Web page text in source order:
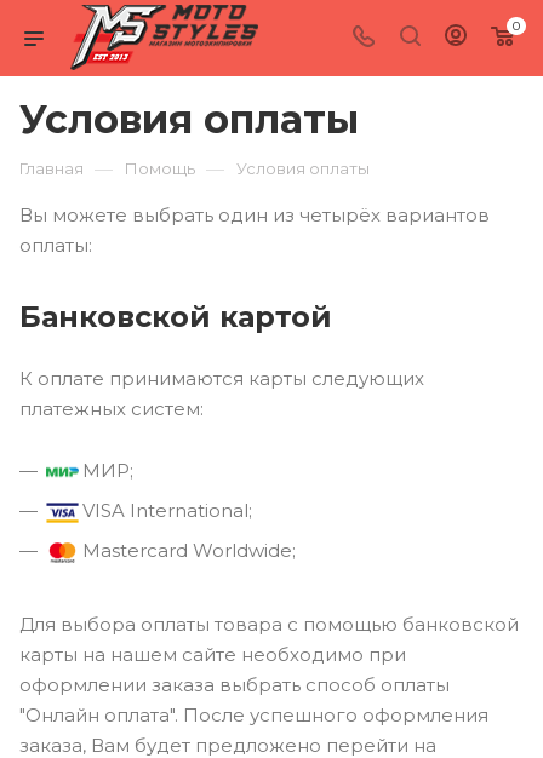
0
Условия оплаты
Главная — Помощь — Условия оплаты
Вы можете выбрать один из четырёх вариантов
оплаты:
Банковской картой
К оплате принимаются карты следующих
платежных систем:
МИР;
VISA International;
Mastercard Worldwide;
Для выбора оплаты товара с помощью банковской
карты на нашем сайте необходимо при
оформлении заказа выбрать способ оплаты
"Онлайн оплата". После успешного оформления
заказа, Вам будет предложено перейти на